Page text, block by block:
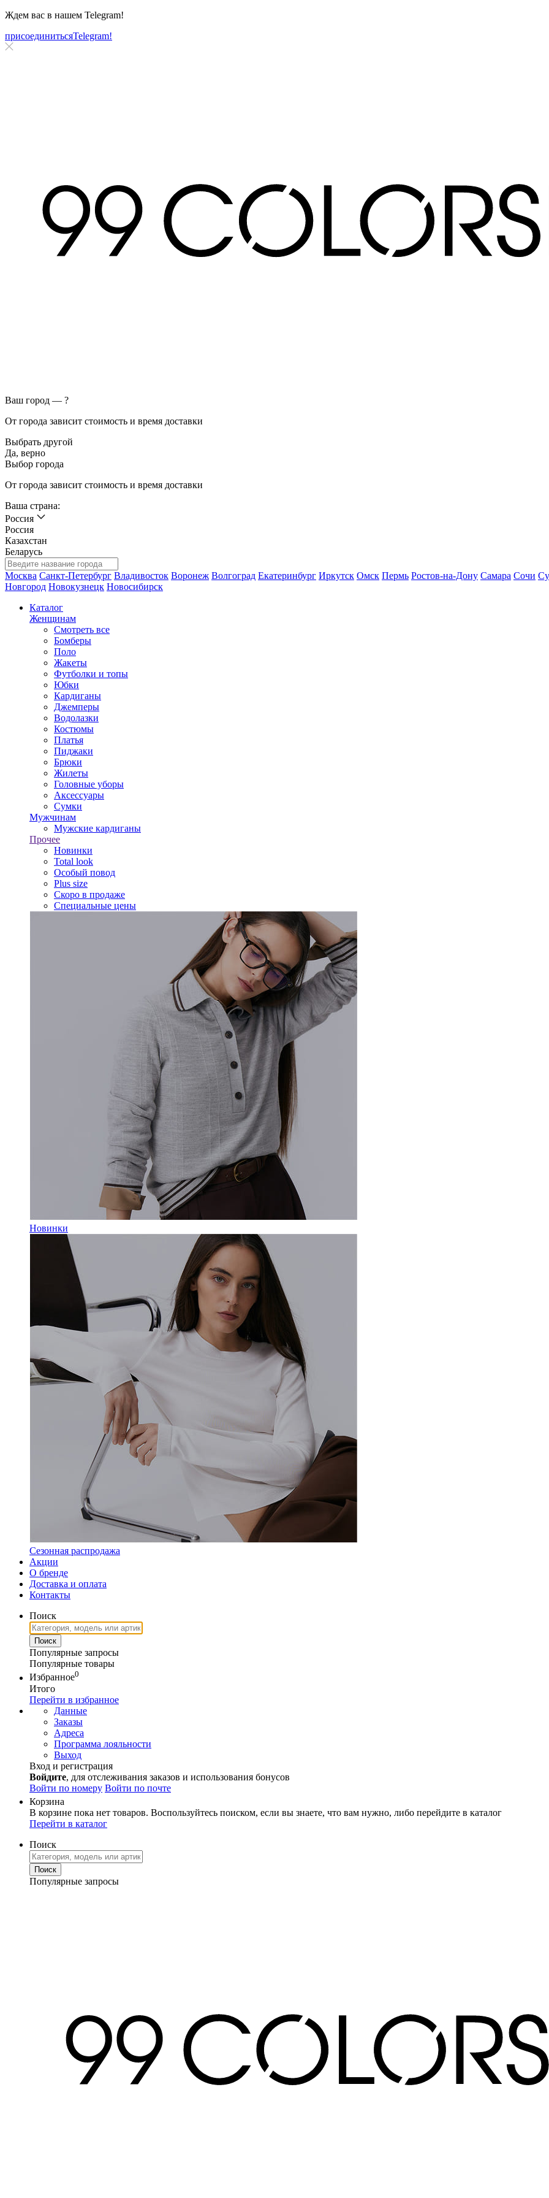
Ждем вас в нашем Telegram!
присоединитьсяTelegram!
Ваш город — ?
От города зависит стоимость и время доставки
Выбрать другой
Да, верно
Выбор города
От города зависит стоимость и время доставки
Ваша страна:
Россия
Россия
Казахстан
Беларусь
Москва Санкт-Петербург Владивосток Воронеж Волгоград Екатеринбург Иркутск Омск Пермь Ростов-на-Дону Самара Сочи
Новгород Новокузнецк Новосибирск
Каталог
Женщинам
Смотреть все
Бомберы
Поло
Жакеты
Футболки и топы
Юбки
Кардиганы
Джемперы
Водолазки
Костюмы
Платья
Пиджаки
Брюки
Жилеты
Головные уборы
Аксессуары
Сумки
Мужчинам
Мужские кардиганы
Прочее
Новинки
Total look
Особый повод
Plus size
Скоро в продаже
Специальные цены
Новинки
Сезонная распродажа
Акции
О бренде
Доставка и оплата
Контакты
Поиск
Популярные запросы
Популярные товары
Избранное0
Итого
Перейти в избранное
Данные
Заказы
Адреса
Программа лояльности
Выход
Вход и регистрация
Войдите, для отслеживания заказов и использования бонусов
Войти по номеру Войти по почте
Корзина
В корзине пока нет товаров. Воспользуйтесь поиском, если вы знаете, что вам нужно, либо перейдите в каталог
Перейти в каталог
Поиск
Популярные запросы